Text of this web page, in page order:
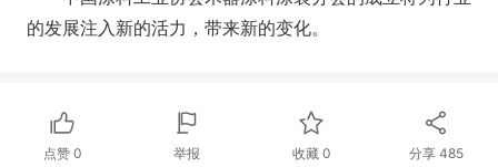
的发展注入新的活力，带来新的变化。
点赞 0 举报 收藏 0 分享 485